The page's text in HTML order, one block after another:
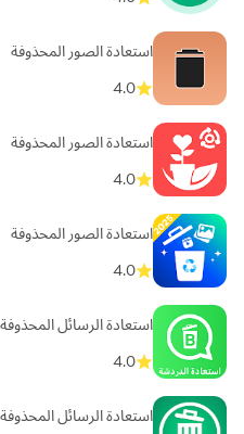
استعادة الصور المحذوفة
4.0
استعادة الصور المحذوفة
4.0
استعادة الصور المحذوفة
4.0
استعادة الرسائل المحذوفة
4.0
استعادة الرسائل المحذوفة